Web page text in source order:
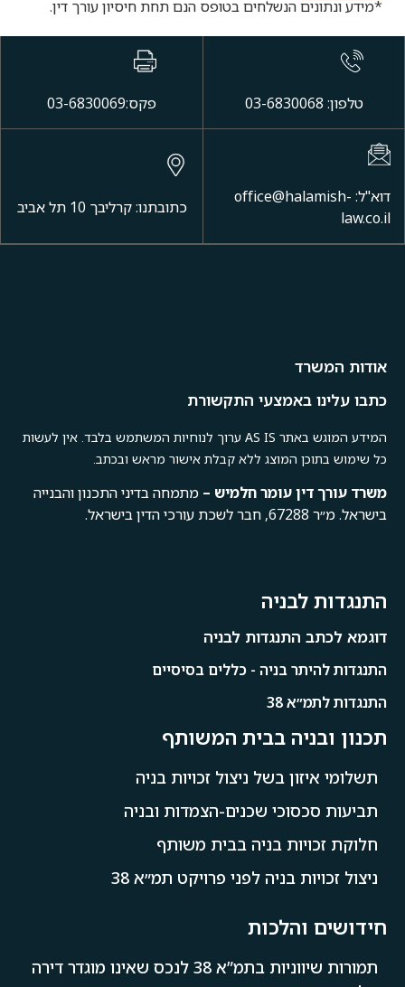
*מידע ונתונים הנשלחים בטופס הנם תחת חיסיון עורך דין.
טלפון: 03-6830068 פקס:03-6830069
דוא"ל: office@halamish-
law.co.il
כתובתנו: קרליבך 10 תל אביב
אודות המשרד
כתבו עלינו באמצעי התקשורת
המידע המוגש באתר AS IS ערוך לנוחיות המשתמש בלבד. אין לעשות
כל שימוש בתוכן המוצג ללא קבלת אישור מראש ובכתב.
משרד עורךדיןעומרחלמיש – מתמחה בדיני התכנון והבנייה
בישראל. מ״ר 67288, חבר לשכת עורכי הדין בישראל.
התנגדות לבניה
דוגמא לכתב התנגדות לבניה
התנגדות להיתר בניה - כללים בסיסיים
התנגדות לתמ״א 38
תכנון ובניה בבית המשותף
תשלומי איזון בשל ניצול זכויות בניה
תביעות סכסוכי שכנים-הצמדות ובניה
חלוקת זכויות בניה בבית משותף
ניצול זכויות בניה לפני פרויקט תמ״א 38
חידושים והלכות
תמורות שיווניות בתמ”א 38 לנכס שאינו מוגדר דירה